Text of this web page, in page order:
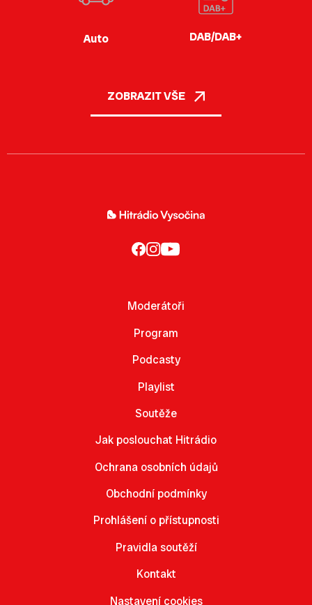
Auto DAB/DAB+
ZOBRAZIT VŠE
Moderátoři
Program
Podcasty
Playlist
Soutěže
Jak poslouchat Hitrádio
Ochrana osobních údajů
Obchodní podmínky
Prohlášení o přístupnosti
Pravidla soutěží
Kontakt
Nastavení cookies